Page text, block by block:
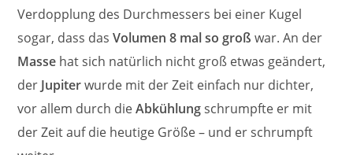
Verdopplung des Durchmessers bei einer Kugel
sogar, dass dasVolumen 8 mal so groß war. An der
Masse hat sich natürlich nicht groß etwas geändert,
der Jupiterwurde mit der Zeit einfach nur dichter,
vor allem durch dieAbkühlungschrumpfte er mit
der Zeit auf die heutige Größe – und er schrumpft